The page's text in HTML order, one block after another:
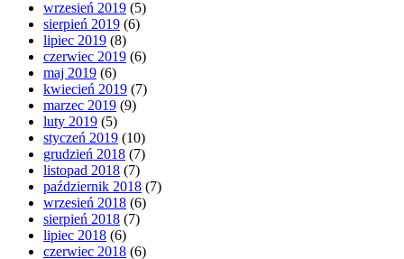
wrzesień 2019 (5)
sierpień 2019 (6)
lipiec 2019 (8)
czerwiec 2019 (6)
maj 2019 (6)
kwiecień 2019 (7)
marzec 2019 (9)
luty 2019 (5)
styczeń 2019 (10)
grudzień 2018 (7)
listopad 2018 (7)
październik 2018 (7)
wrzesień 2018 (6)
sierpień 2018 (7)
lipiec 2018 (6)
czerwiec 2018 (6)